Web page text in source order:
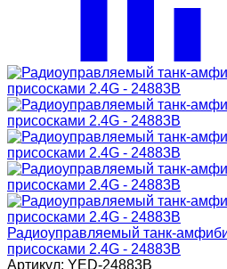
Радиоуправляемый танк-
присосками 2.4G - 24883B
Артикул: YED-24883B